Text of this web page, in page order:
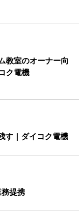
教室のオーナー向
ク電機
す｜ダイコク電機
提携